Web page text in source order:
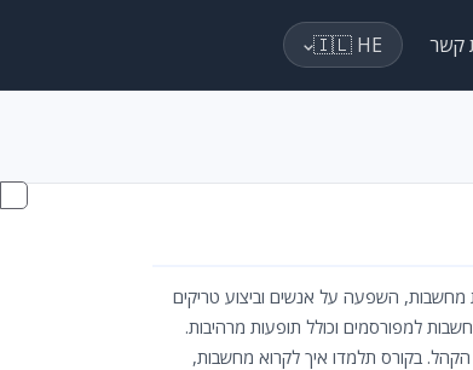
קשר 🇮🇱 HE
מחשבות, השפעה על אנשים וביצוע טריקים
למפורסמים וכולל תופעות מרהיבות.
בקורס תלמדו איך לקרוא מחשבות,